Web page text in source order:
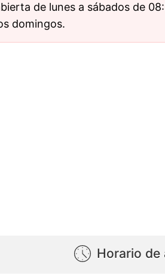
de lunes a sábados de
domingos.
Horario de